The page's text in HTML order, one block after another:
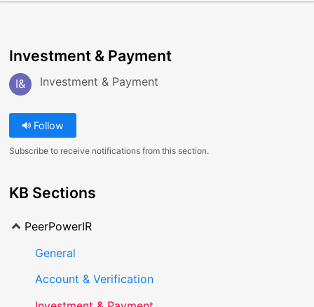
Investment & Payment
I& Investment & Payment
Follow
Subscribe to receive notifications from this section.
KB Sections
PeerPowerIR
General
Account & Verification